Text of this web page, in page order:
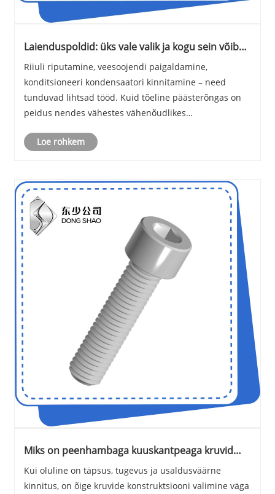
Laienduspoldid: üks vale valik ja kogu sein võib
Riiuli riputamine, veesoojendi paigaldamine,
konditsioneeri kondensaatori kinnitamine – need
tunduvad lihtsad tööd. Kuid tõeline päästerõngas on
peidus nendes vähestes vähenõudlikes
kümme aastat. Kui valite vale, kuulete ühel õhtul nüri
Loe rohkem
Miks on peenhambaga kuuskantpeaga kruvid
Kui oluline on täpsus, tugevus ja usaldusväärne
kinnitus, on õige kruvide konstruktsiooni valimine väga